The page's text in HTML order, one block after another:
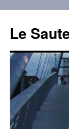
contenu
Le